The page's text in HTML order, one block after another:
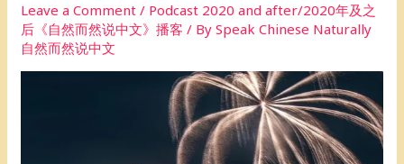
Leave a Comment / Podcast 2020 and after/2020年及之
后《自然而然说中文》播客 / BySpeak Chinese Naturally
自然而然说中文